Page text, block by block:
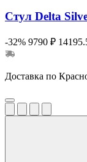
Стул Delta
-32% 9790 ₽
Доставка по